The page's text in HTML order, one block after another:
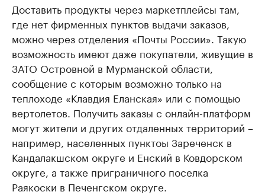
Доставить продукты через маркетплейсы там,
где нет фирменных пунктов выдачи заказов,
можно через отделения «Почты России». Такую
возможность имеют даже покупатели, живущие в
ЗАТО Островной в Мурманской области,
сообщение с которым возможно только на
теплоходе «Клавдия Еланская» или с помощью
вертолетов. Получить заказы с онлайн-платформ
могут жители и других отдаленных территорий –
например, населенных пунктоы Зареченск в
Кандалакшском округе и Енский в Ковдорском
округе, а также приграничного поселка
Раякоски в Печенгском округе.